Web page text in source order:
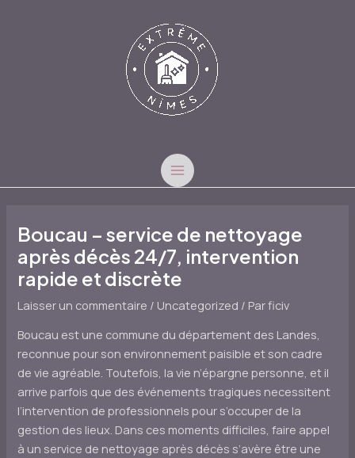
MAIN
Boucau – service de nettoyage
après décès 24/7, intervention
rapide et discrète
Laisser un commentaire / Uncategorized / Parficiv
Boucau est une commune du département des Landes,
reconnue pour son environnement paisible et son cadre
de vie agréable. Toutefois, la vie n’épargne personne, et il
arrive parfois que des événements tragiques necessitent
l’intervention de professionnels pour s’occuper de la
gestion des lieux. Dans ces moments difficiles, faire appel
à un service de nettoyage après décès s’avère être une